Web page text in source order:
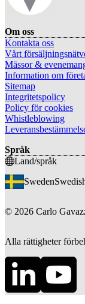
Om oss
Kontakta oss
Vårt
Mässor &
Information om
Sitemap
Integritetspolicy
Policy för cookies
Whistleblowing
Språk
Land/språk
Sweden
© 2026 Carlo
Alla rättigheter